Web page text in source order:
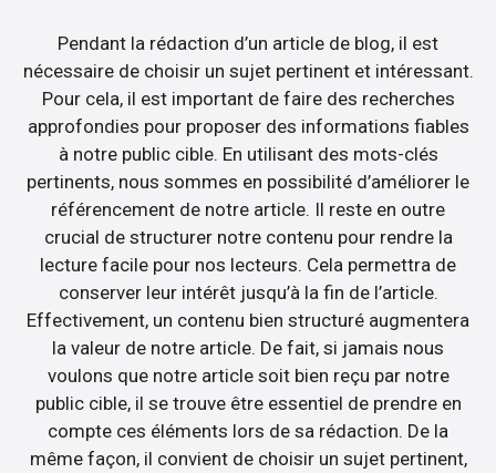
Pendant la rédaction d’un article de blog, il est
nécessaire de choisir un sujet pertinent et intéressant.
Pour cela, il est important de faire des recherches
approfondies pour proposer des informations fiables
à notre public cible. En utilisant des mots-clés
pertinents, nous sommes en possibilité d’améliorer le
référencement de notre article. Il reste en outre
crucial de structurer notre contenu pour rendre la
lecture facile pour nos lecteurs. Cela permettra de
conserver leur intérêt jusqu’à la fin de l’article.
Effectivement, un contenu bien structuré augmentera
la valeur de notre article. De fait, si jamais nous
voulons que notre article soit bien reçu par notre
public cible, il se trouve être essentiel de prendre en
compte ces éléments lors de sa rédaction. De la
même façon, il convient de choisir un sujet pertinent,